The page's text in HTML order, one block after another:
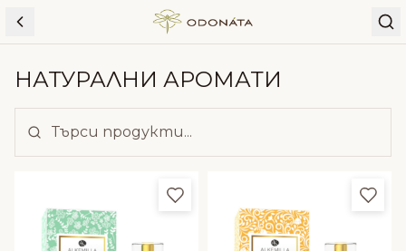
Skip to content
НАТУРАЛНИ АРОМАТИ
Добави в любими